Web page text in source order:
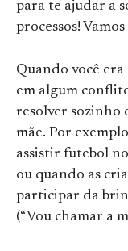
para te ajudar a
processos!
Quando você
em algum
resolver sozinho
mãe. Por
assistir futebol
ou quando as
participar da
(“Vou chamar a